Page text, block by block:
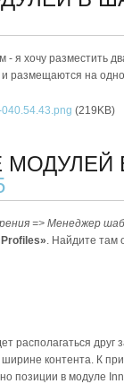
я хочу разместить
размещаются на
(219KB)
=> Менеджер
. Найдите там
располагаться
контента. К
позиции в модуле